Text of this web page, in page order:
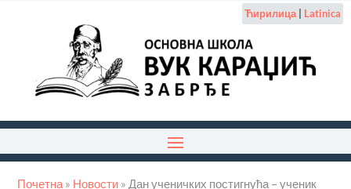
Ћирилица| Latinica
Почетна » Новости » Дан ученичких постигнућа – ученик